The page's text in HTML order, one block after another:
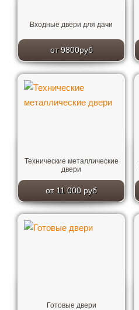
Входные двери для дачи
от 9800руб
Технические металлические
двери
от 11 000 руб
Готовые двери